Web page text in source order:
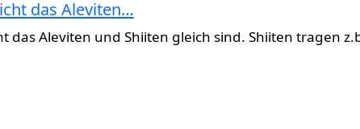
das Aleviten…
das Aleviten und Shiiten gleich sind. Shiiten tragen